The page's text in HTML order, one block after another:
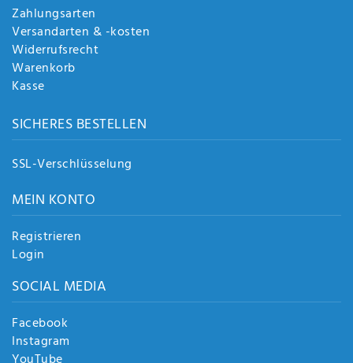
Zahlungsarten
Versandarten & -kosten
Widerrufsrecht
Warenkorb
Kasse
SICHERES BESTELLEN
SSL-Verschlüsselung
MEIN KONTO
Registrieren
Login
SOCIAL MEDIA
Facebook
Instagram